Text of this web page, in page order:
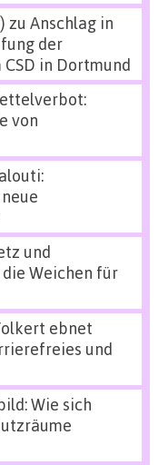
zu Anschlag in
der
in Dortmund
von
und
Weichen für
ebnet
und
Wie sich